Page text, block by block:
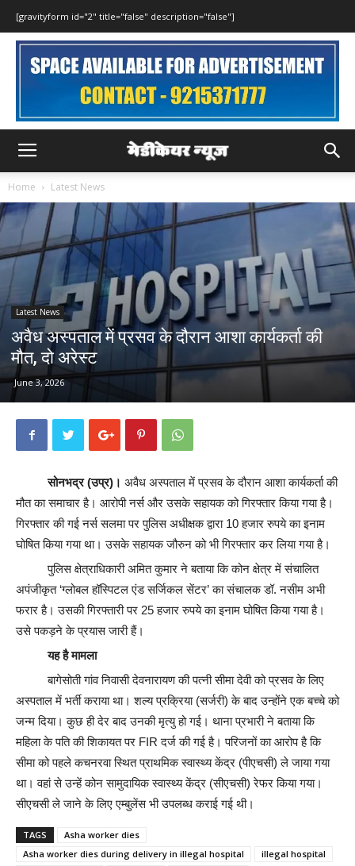
[gravityform id="2" title="false" description="false"]
Home Latest News
Latest News
अवैध अस्पताल में प्रसव के दौरान आशा कार्यकर्ता की
मौत, दो अरेस्ट
June 3, 2026
सोनभद्र (उप्र)। अवैध अस्पताल में प्रसव के दौरान आशा कार्यकर्ता की
मौत का समाचार है। आरोपी नर्स और उसके सहायक को गिरफ्तार किया गया है।
गिरफ्तार की गई नर्स सलमा पर पुलिस अधीक्षक द्वारा 10 हजार रुपये का इनाम
घोषित किया गया था। उसके सहायक जौरुन को भी गिरफ्तार कर लिया गया है।
पुलिस क्षेत्राधिकारी अमित कुमार ने बताया कि कोन क्षेत्र में संचालित
अपंजीकृत ‘ग्लोबल हॉस्पिटल एंड सर्जिकल सेंटर’ का संचालक डॉ. नसीम अभी
फरार है। उसकी गिरफ्तारी पर 25 हजार रुपये का इनाम घोषित किया गया है।
उसे पकड़ने के प्रयास जारी हैं।
यह है मामला
बागेसोती गांव निवासी देवनारायण की पत्नी सीमा देवी को प्रसव के लिए
अस्पताल में भर्ती कराया था। शल्य प्रक्रिया (सर्जरी) के बाद उन्होंने एक बच्चे को
जन्म दिया। कुछ ही देर बाद उनकी मृत्यु हो गई। थाना प्रभारी ने बताया कि
महिला के पति की शिकायत पर FIR दर्ज की गई है। परिजनों का आरोप है कि
सीमा को पहले कचनरवा स्थित प्राथमिक स्वास्थ्य केंद्र (पीएचसी) ले जाया गया
था। वहां से उन्हें कोन सामुदायिक स्वास्थ्य केंद्र (सीएचसी) रेफर किया गया।
सीएचसी ले जाने के लिए एम्बुलेंस भी उपलब्ध कराई गई थी।
TAGS
Asha worker dies
Asha worker dies during delivery in illegal hospital
illegal hospital